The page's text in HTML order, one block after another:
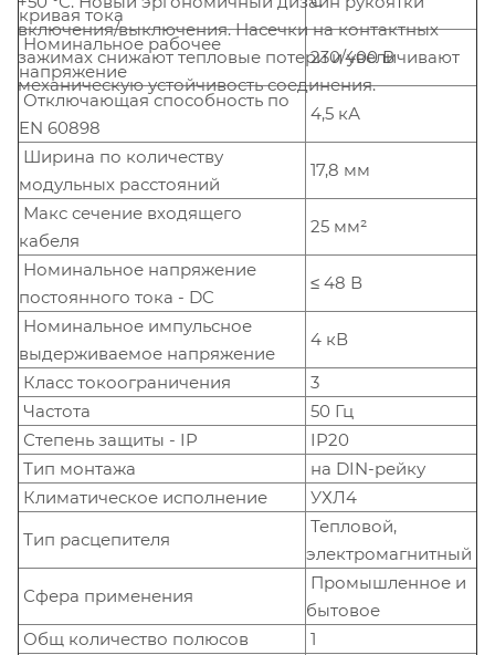
включения/выключения. Насечки на контактных
зажимах снижают тепловые потери и увеличивают
механическую устойчивость соединения.
кривая тока
Номинальное рабочее
напряжение
230/400 В
Отключающая способность по
EN 60898
4,5 кА
Ширина по количеству
модульных расстояний
17,8 мм
Макс сечение входящего
кабеля
25 мм²
Номинальное напряжение
постоянного тока - DC
≤ 48 В
Номинальное импульсное
выдерживаемое напряжение
4 кВ
Класс токоограничения
3
Частота
50 Гц
Степень защиты - IP
IP20
Тип монтажа
на DIN-рейку
Климатическое исполнение
УХЛ4
Тип расцепителя
Тепловой,
электромагнитный
Сфера применения
Промышленное и
бытовое
Общ количество полюсов
1